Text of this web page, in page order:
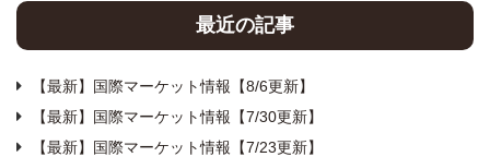
最近の記事
【最新】国際マーケット情報【8/6更新】
【最新】国際マーケット情報【7/30更新】
【最新】国際マーケット情報【7/23更新】